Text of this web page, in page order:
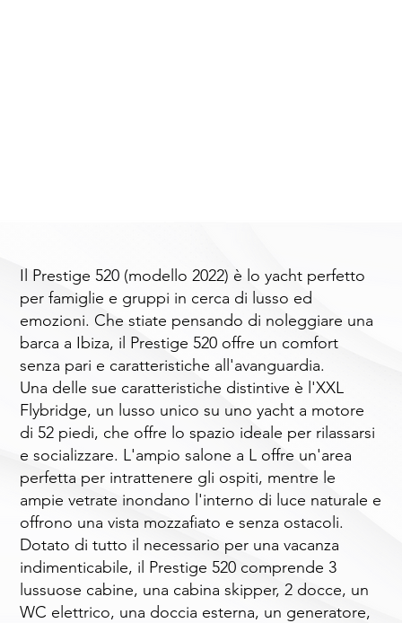
Il Prestige 520 (modello 2022) è lo yacht perfetto
per famiglie e gruppi in cerca di lusso ed
emozioni. Che stiate pensando di noleggiare una
barca a Ibiza, il Prestige 520 offre un comfort
senza pari e caratteristiche all'avanguardia.
Una delle sue caratteristiche distintive è l'XXL
Flybridge, un lusso unico su uno yacht a motore
di 52 piedi, che offre lo spazio ideale per rilassarsi
e socializzare. L'ampio salone a L offre un'area
perfetta per intrattenere gli ospiti, mentre le
ampie vetrate inondano l'interno di luce naturale e
offrono una vista mozzafiato e senza ostacoli.
Dotato di tutto il necessario per una vacanza
indimenticabile, il Prestige 520 comprende 3
lussuose cabine, una cabina skipper, 2 docce, un
WC elettrico, una doccia esterna, un generatore,